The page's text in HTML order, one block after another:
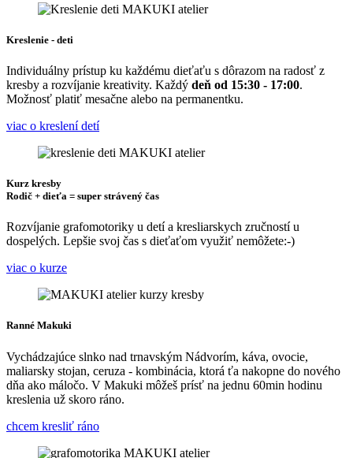
Kreslenie - deti
Individuálny prístup ku každému dieťaťu s dôrazom na radosť z
kresby a rozvíjanie kreativity. Každý deň od 15:30 - 17:00.
Možnosť platiť mesačne alebo na permanentku.
viac o kreslení detí
Kurz kresby
Rodič + dieťa = super strávený čas
Rozvíjanie grafomotoriky u detí a kresliarskych zručností u
dospelých. Lepšie svoj čas s dieťaťom využiť nemôžete:-)
viac o kurze
Ranné Makuki
Vychádzajúce slnko nad trnavským Nádvorím, káva, ovocie,
maliarsky stojan, ceruza - kombinácia, ktorá ťa nakopne do nového
dňa ako máločo. V Makuki môžeš prísť na jednu 60min hodinu
kreslenia už skoro ráno.
chcem kresliť ráno